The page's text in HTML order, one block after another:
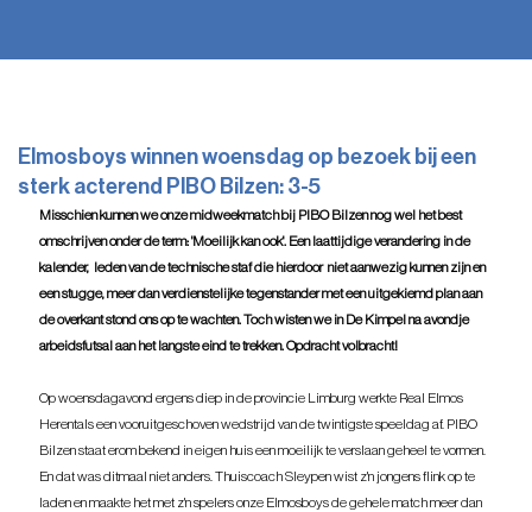
Elmosboys winnen woensdag op bezoek bij een
sterk acterend PIBO Bilzen: 3-5
Misschien kunnen we onze midweekmatch bij PIBO Bilzen nog wel het best
omschrijven onder de term: 'Moeilijk kan ook'. Een laattijdige verandering in de
kalender,  leden van de technische staf die hierdoor  niet aanwezig kunnen zijn en
een stugge, meer dan verdienstelijke tegenstander met een uitgekiemd plan aan
de overkant stond ons op te wachten. Toch wisten we in De Kimpel na avondje
arbeidsfutsal aan het langste eind te trekken. Opdracht volbracht!
Op woensdagavond ergens diep in de provincie Limburg werkte Real Elmos
Herentals een vooruitgeschoven wedstrijd van de twintigste speeldag af. PIBO
Bilzen staat erom bekend in eigen huis een moeilijk te verslaan geheel te vormen.
En dat was ditmaal niet anders. Thuiscoach Sleypen wist z'n jongens flink op te
laden en maakte het met z'n spelers onze Elmosboys de gehele match meer dan